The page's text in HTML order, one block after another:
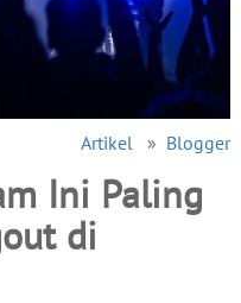
Artikel » Blogger
Ini Paling
di